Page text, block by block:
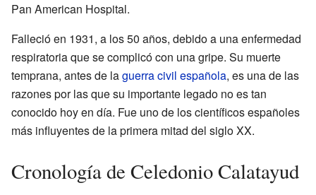
Pan American Hospital.
Falleció en 1931, a los 50 años, debido a una enfermedad
respiratoria que se complicó con una gripe. Su muerte
temprana, antes de laguerra civil española, es una de las
razones por las que su importante legado no es tan
conocido hoy en día. Fue uno de los científicos españoles
más influyentes de la primera mitad del siglo XX.
Cronología de Celedonio Calatayud